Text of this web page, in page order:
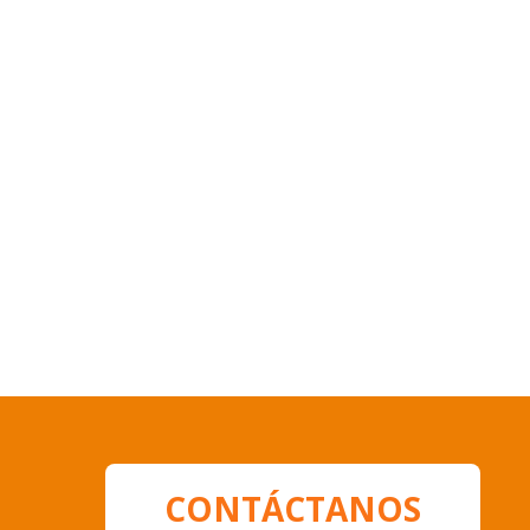
CONTÁCTANOS